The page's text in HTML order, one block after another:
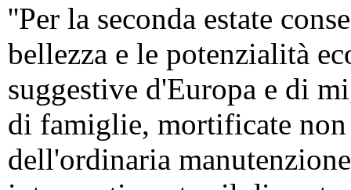
''Per la seconda estate
bellezza e le potenzialità
suggestive d'Europa e di
di famiglie, mortificate non
dell'ordinaria